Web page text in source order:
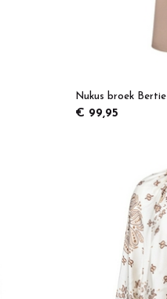
Nukus broek Bertie
€ 99,95